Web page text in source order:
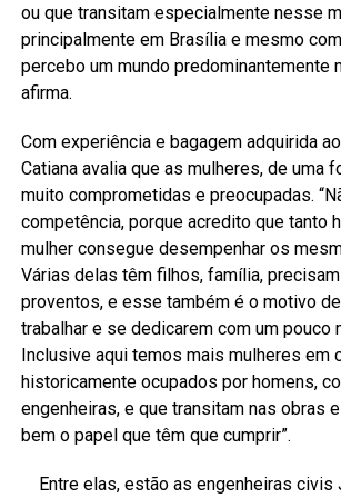
ou que transitam especialmente nesse
principalmente em Brasília e mesmo
percebo um mundo predominantemente
afirma.
Com experiência e bagagem adquirida
Catiana avalia que as mulheres, de uma
muito comprometidas e preocupadas.
competência, porque acredito que tanto
mulher consegue desempenhar os
Várias delas têm filhos, família,
proventos, e esse também é o motivo
trabalhar e se dedicarem com um pouco
Inclusive aqui temos mais mulheres em
historicamente ocupados por homens,
engenheiras, e que transitam nas obras
bem o papel que têm que cumprir”.
Entre elas, estão as engenheiras civis